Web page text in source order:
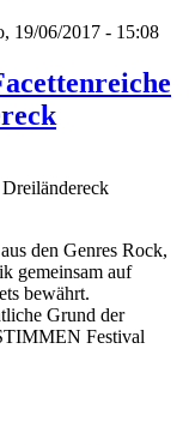
19/06/2017 - 15:08
den Genres Rock,
gemeinsam auf
bewährt.
Grund der
Festival